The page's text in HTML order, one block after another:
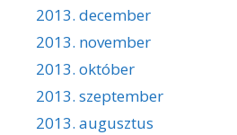
2013. december
2013. november
2013. október
2013. szeptember
2013. augusztus